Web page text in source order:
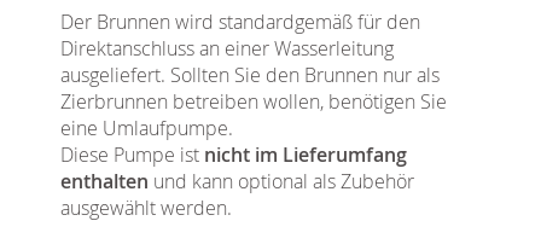
Der Brunnen wird standardgemäß für den
Direktanschluss an einer Wasserleitung
ausgeliefert. Sollten Sie den Brunnen nur als
Zierbrunnen betreiben wollen, benötigen Sie
eine Umlaufpumpe.
Diese Pumpe ist nicht im Lieferumfang
enthalten und kann optional als Zubehör
ausgewählt werden.